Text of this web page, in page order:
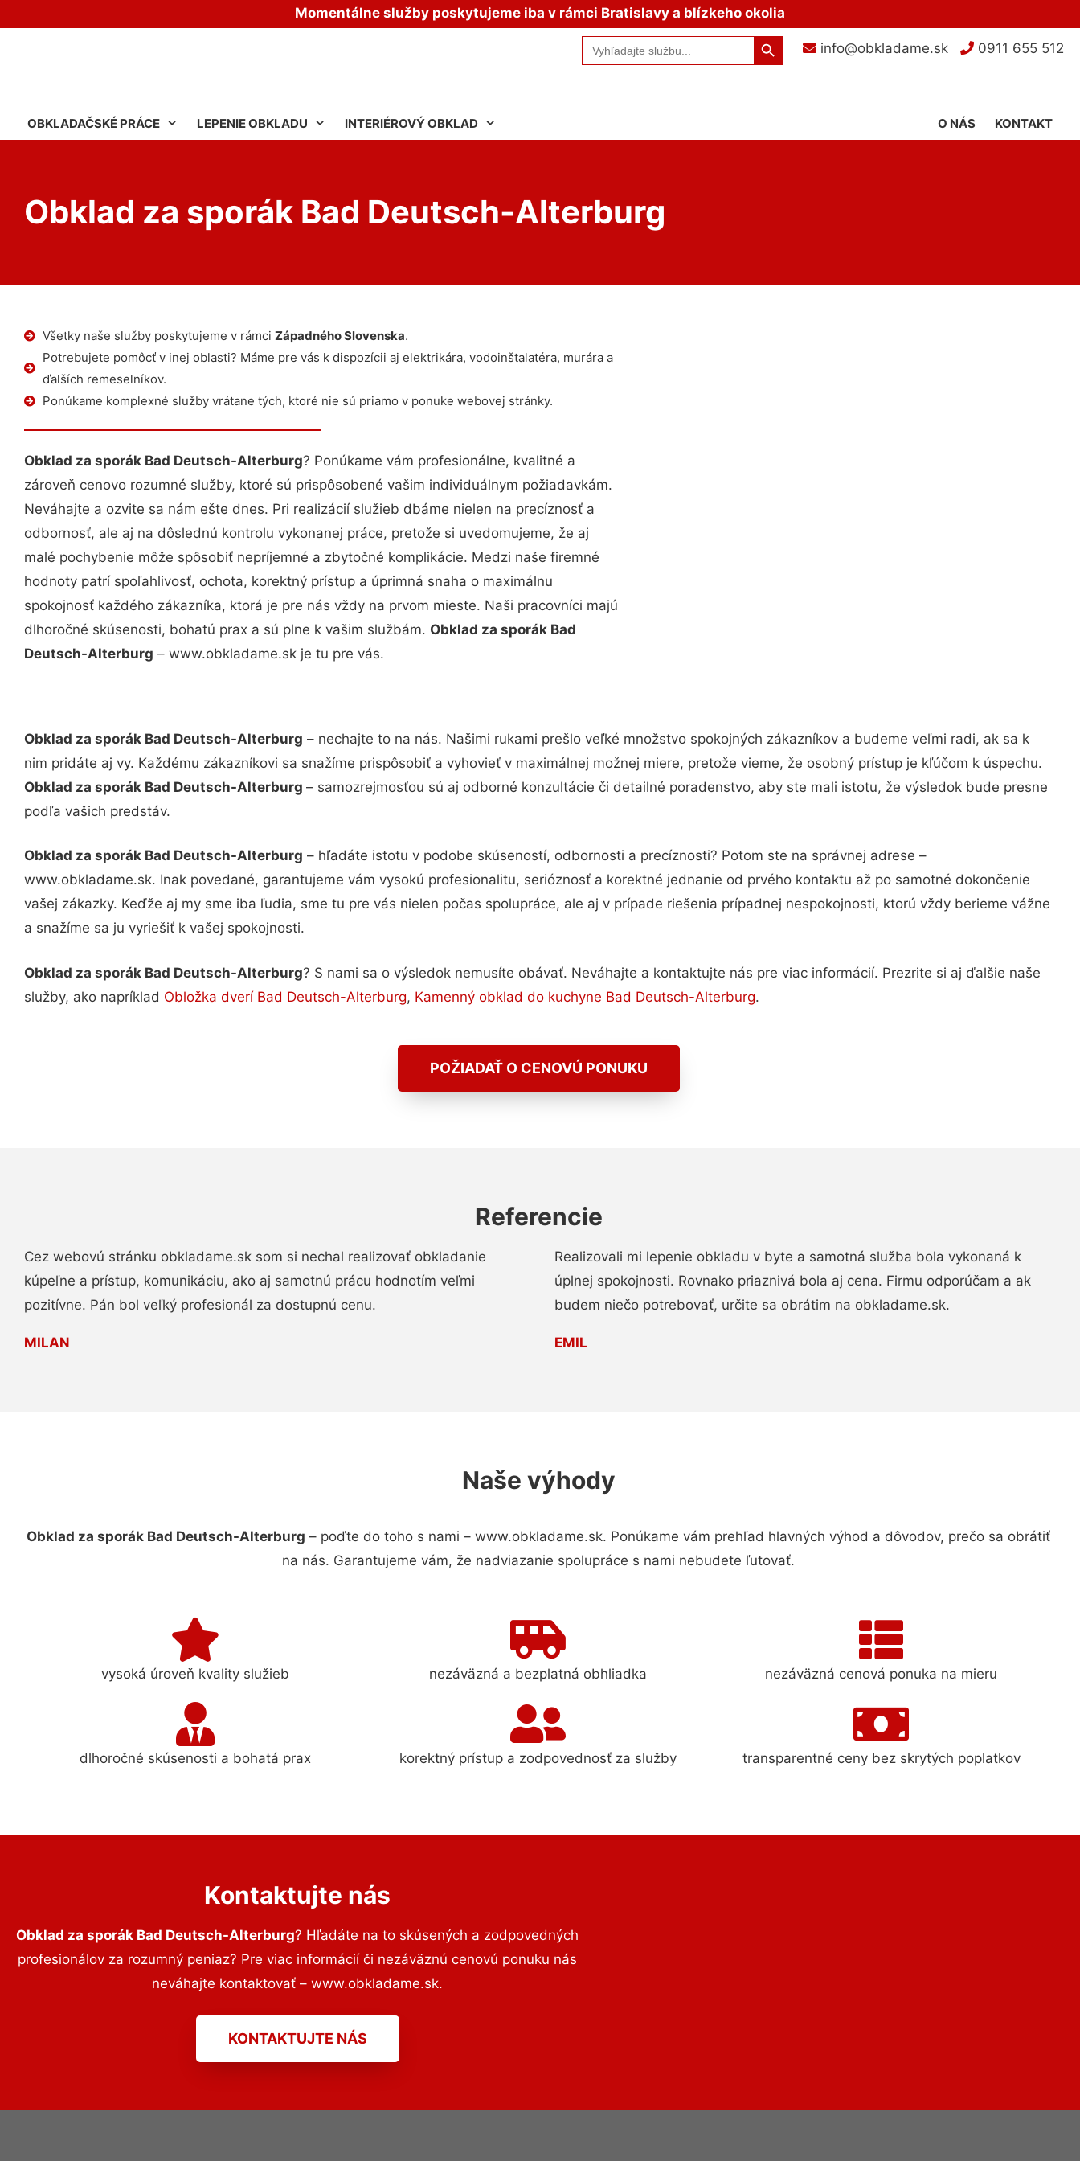
Momentálne služby poskytujeme iba v rámci Bratislavy a blízkeho okolia
info@obkladame.sk 0911 655 512
Search
for:
Search Button
OBKLADAČSKÉ PRÁCE LEPENIE OBKLADU INTERIÉROVÝ OBKLAD KONTAKT
O NÁS
Obklad za sporák Bad Deutsch-Alterburg
Všetky naše služby poskytujeme v rámci Západného Slovenska.
Potrebujete pomôcť v inej oblasti? Máme pre vás k dispozícii aj elektrikára, vodoinštalatéra, murára a
ďalších remeselníkov.
Ponúkame komplexné služby vrátane tých, ktoré nie sú priamo v ponuke webovej stránky.
Obklad za sporák Bad Deutsch-Alterburg? Ponúkame vám profesionálne, kvalitné a
zároveň cenovo rozumné služby, ktoré sú prispôsobené vašim individuálnym požiadavkám.
Neváhajte a ozvite sa nám ešte dnes. Pri realizácií služieb dbáme nielen na precíznosť a
odbornosť, ale aj na dôslednú kontrolu vykonanej práce, pretože si uvedomujeme, že aj
malé pochybenie môže spôsobiť nepríjemné a zbytočné komplikácie. Medzi naše firemné
hodnoty patrí spoľahlivosť, ochota, korektný prístup a úprimná snaha o maximálnu
spokojnosť každého zákazníka, ktorá je pre nás vždy na prvom mieste. Naši pracovníci majú
dlhoročné skúsenosti, bohatú prax a sú plne k vašim službám. Obklad za sporák Bad
Deutsch-Alterburg – www.obkladame.sk je tu pre vás.
Obklad za sporák Bad Deutsch-Alterburg – nechajte to na nás. Našimi rukami prešlo veľké množstvo spokojných zákazníkov a budeme veľmi radi, ak sa k
nim pridáte aj vy. Každému zákazníkovi sa snažíme prispôsobiť a vyhovieť v maximálnej možnej miere, pretože vieme, že osobný prístup je kľúčom k úspechu.
Obklad za sporák Bad Deutsch-Alterburg – samozrejmosťou sú aj odborné konzultácie či detailné poradenstvo, aby ste mali istotu, že výsledok bude presne
podľa vašich predstáv.
Obklad za sporák Bad Deutsch-Alterburg – hľadáte istotu v podobe skúseností, odbornosti a precíznosti? Potom ste na správnej adrese –
www.obkladame.sk. Inak povedané, garantujeme vám vysokú profesionalitu, serióznosť a korektné jednanie od prvého kontaktu až po samotné dokončenie
vašej zákazky. Keďže aj my sme iba ľudia, sme tu pre vás nielen počas spolupráce, ale aj v prípade riešenia prípadnej nespokojnosti, ktorú vždy berieme vážne
a snažíme sa ju vyriešiť k vašej spokojnosti.
Obklad za sporák Bad Deutsch-Alterburg? S nami sa o výsledok nemusíte obávať. Neváhajte a kontaktujte nás pre viac informácií. Prezrite si aj ďalšie naše
služby, ako napríklad Obložka dverí Bad Deutsch-Alterburg, Kamenný obklad do kuchyne Bad Deutsch-Alterburg.
POŽIADAŤ O CENOVÚ PONUKU
Referencie
Cez webovú stránku obkladame.sk som si nechal realizovať obkladanie
kúpeľne a prístup, komunikáciu, ako aj samotnú prácu hodnotím veľmi
pozitívne. Pán bol veľký profesionál za dostupnú cenu.
MILAN
Realizovali mi lepenie obkladu v byte a samotná služba bola vykonaná k
úplnej spokojnosti. Rovnako priaznivá bola aj cena. Firmu odporúčam a ak
budem niečo potrebovať, určite sa obrátim na obkladame.sk.
EMIL
Naše výhody
Obklad za sporák Bad Deutsch-Alterburg – poďte do toho s nami – www.obkladame.sk. Ponúkame vám prehľad hlavných výhod a dôvodov, prečo sa obrátiť
na nás. Garantujeme vám, že nadviazanie spolupráce s nami nebudete ľutovať.
vysoká úroveň kvality služieb nezáväzná a bezplatná obhliadka nezáväzná cenová ponuka na mieru
dlhoročné skúsenosti a bohatá prax korektný prístup a zodpovednosť za služby transparentné ceny bez skrytých poplatkov
Kontaktujte nás
Obklad za sporák Bad Deutsch-Alterburg? Hľadáte na to skúsených a zodpovedných
profesionálov za rozumný peniaz? Pre viac informácií či nezáväznú cenovú ponuku nás
neváhajte kontaktovať – www.obkladame.sk.
KONTAKTUJTE NÁS